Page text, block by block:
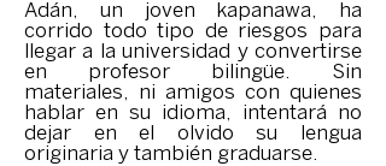
Adán, un joven kapanawa, ha
corrido todo tipo de riesgos para
llegar a la universidad y convertirse
en profesor bilingüe. Sin
materiales, ni amigos con quienes
hablar en su idioma, intentará no
dejar en el olvido su lengua
originaria y también graduarse.